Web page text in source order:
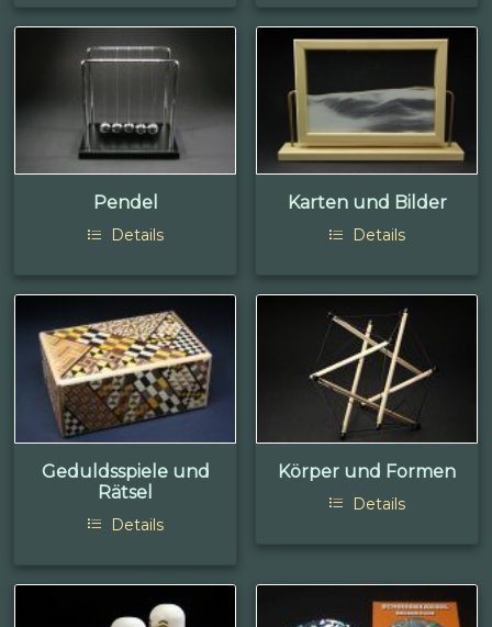
Pendel
Details
Karten und Bilder
Details
Geduldsspiele und
Rätsel
Details
Körper und Formen
Details